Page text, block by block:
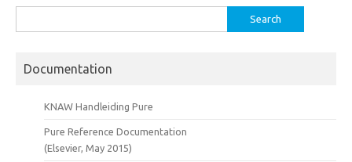
for:
Documentation
KNAW Handleiding Pure
Pure Reference Documentation
(Elsevier, May 2015)